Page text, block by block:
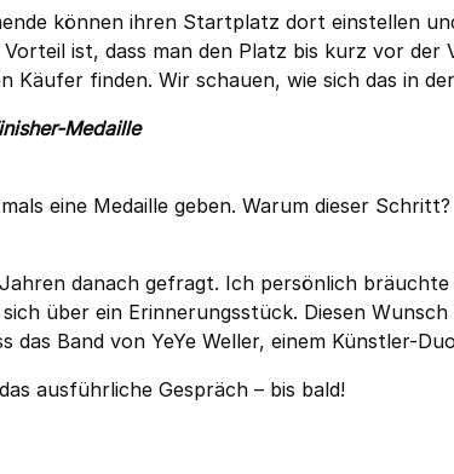
können ihren Startplatz dort einstellen
Vorteil ist, dass man den Platz bis kurz vor
Käufer finden. Wir schauen, wie sich das in
Medaille
eine Medaille geben. Warum dieser Schritt?
danach gefragt. Ich persönlich
über ein Erinnerungsstück. Diesen
das Band von YeYe Weller, einem Künstler-
ausführliche Gespräch – bis bald!